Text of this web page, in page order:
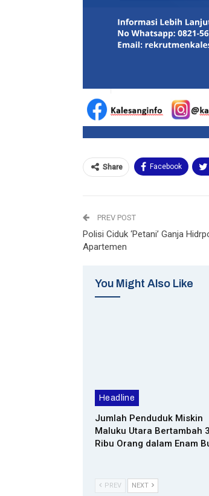
Share Facebook
PREV POST
Polisi Ciduk ‘Petani’ Ganja
Apartemen
You Might Also Like
Headline
Jumlah Penduduk Miskin
Maluku Utara Bertambah
Ribu Orang dalam Enam
PREV NEXT